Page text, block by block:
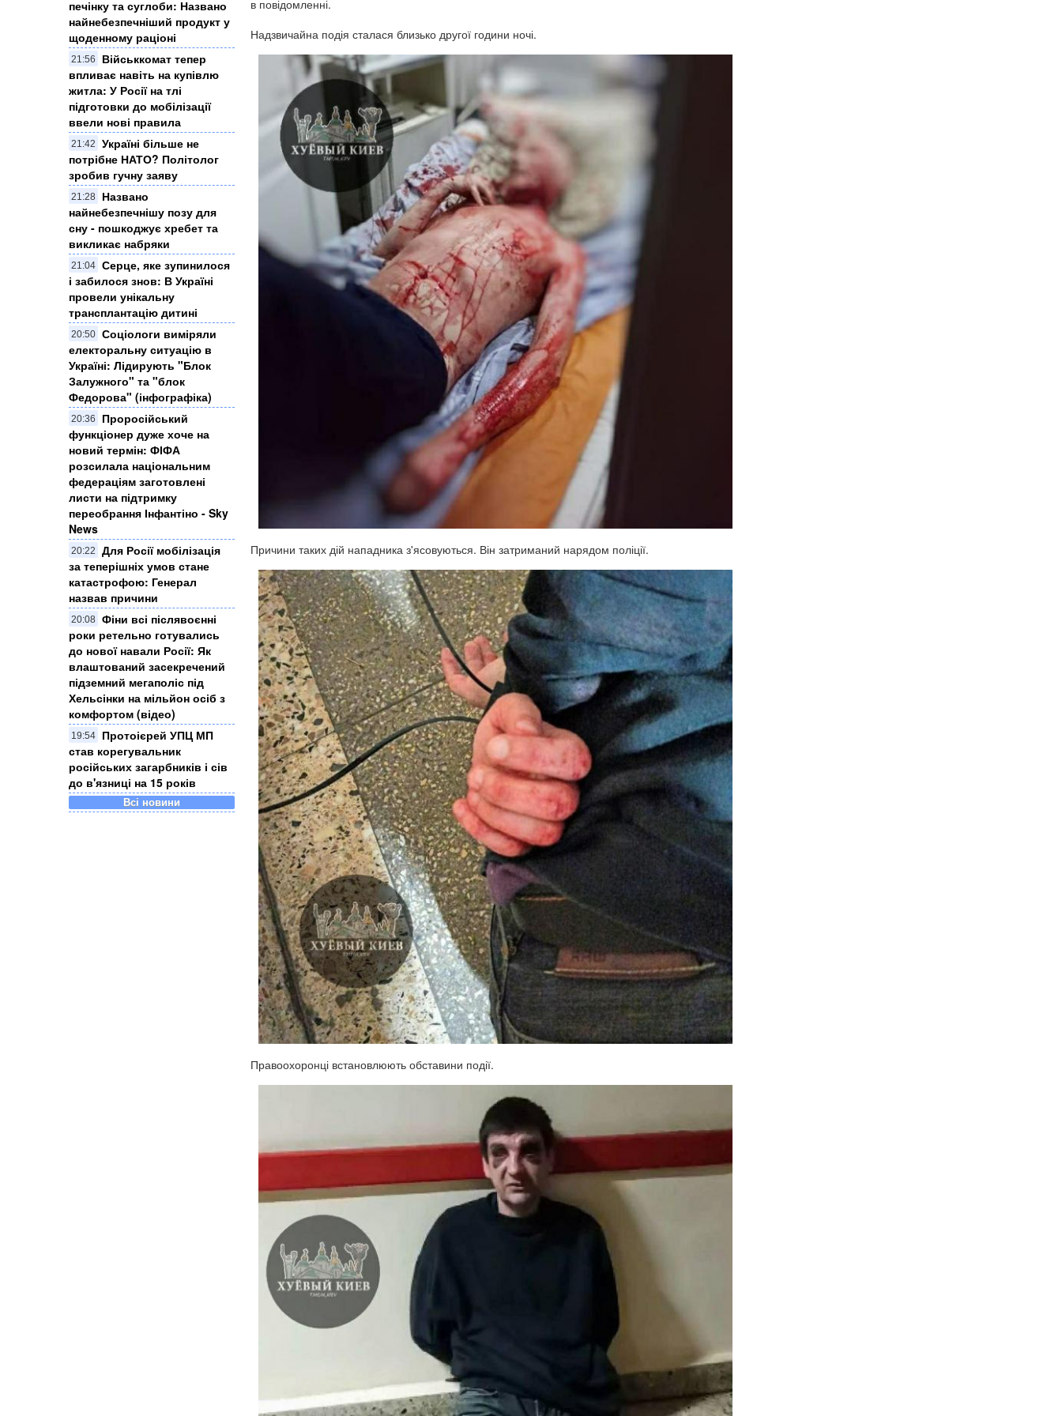
печінку та суглоби: Названо
найнебезпечніший продукт у
щоденному раціоні
21:56
Військкомат тепер
впливає навіть на купівлю
житла: У Росії на тлі
підготовки до мобілізації
ввели нові правила
21:42
Україні більше не
потрібне НАТО? Політолог
зробив гучну заяву
21:28
Названо
найнебезпечнішу позу для
сну - пошкоджує хребет та
викликає набряки
21:04 Серце, яке зупинилося
і забилося знов: В Україні
провели унікальну
трансплантацію дитині
20:50 Соціологи виміряли
електоральну ситуацію в
Україні: ​Лідирують "Блок
Залужного" та "блок
Федорова" (інфографіка)
20:36
Проросійський
функціонер дуже хоче на
новий термін: ФІФА
розсилала національним
федераціям заготовлені
листи на підтримку
переобрання Інфантіно - Sky
News
20:22
Для Росії мобілізація
за теперішніх умов стане
катастрофою: Генерал
назвав причини
20:08 Фіни всі післявоєнні
роки ретельно готувались
до нової навали Росії: Як
влаштований засекречений
підземний мегаполіс під
Хельсінки на мільйон осіб з
комфортом (відео)
19:54
Протоієрей УПЦ МП
став корегувальник
російських загарбників і сів
до в'язниці на 15 років
Всі новини
в повідомленні.
Надзвичайна подія сталася близько другої години ночі.
Причини таких дій нападника з'ясовуються. Він затриманий нарядом поліції.
Правоохоронці встановлюють обставини події.